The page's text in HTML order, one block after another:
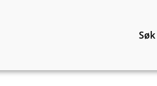
Søk